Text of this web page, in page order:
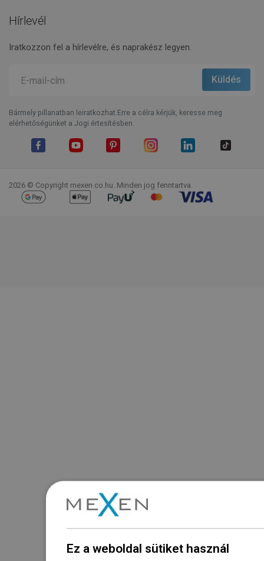
Hírlevél
Iratkozzon fel a hírlevélre, és naprakész legyen.
Bármely pillanatban leiratkozhat.Erre a célra kérjük, keresse meg
elérhetőségünket a Jogi értesítésben.
2026 © Copyright mexen.co.hu. Minden jog fenntartva.
Ez a weboldal sütiket használ